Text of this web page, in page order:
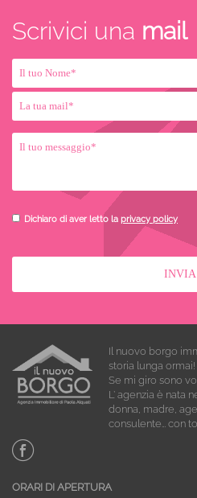
Scrivici una mail
Dichiaro di aver letto la privacy policy
Il nuovo borgo
storia lunga ormai!
Se mi giro sono
L’ agenzia è nata
donna, madre,
consulente… con
ORARI DI APERTURA